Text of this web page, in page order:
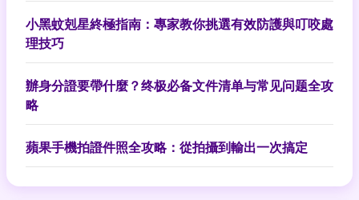
小黑蚊剋星終極指南：專家教你挑選有效防護與叮咬處
理技巧
辦身分證要帶什麼？终极必备文件清单与常见问题全攻
略
蘋果手機拍證件照全攻略：從拍攝到輸出一次搞定